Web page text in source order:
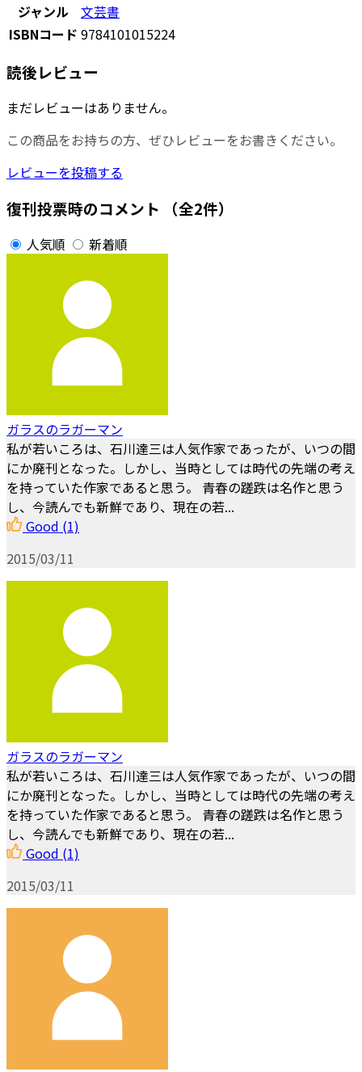
ジャンル
文芸書
ISBNコード 9784101015224
読後レビュー
まだレビューはありません。
この商品をお持ちの方、ぜひレビューをお書きください。
レビューを投稿する
復刊投票時のコメント （全2件）
人気順 新着順
ガラスのラガーマン
私が若いころは、石川達三は人気作家であったが、いつの間
にか廃刊となった。しかし、当時としては時代の先端の考え
を持っていた作家であると思う。 青春の蹉跌は名作と思う
し、今読んでも新鮮であり、現在の若...
Good (1)
2015/03/11
ガラスのラガーマン
私が若いころは、石川達三は人気作家であったが、いつの間
にか廃刊となった。しかし、当時としては時代の先端の考え
を持っていた作家であると思う。 青春の蹉跌は名作と思う
し、今読んでも新鮮であり、現在の若...
Good (1)
2015/03/11